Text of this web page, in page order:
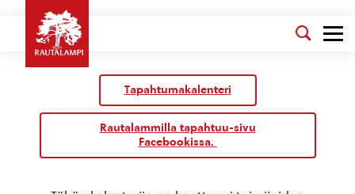
Tapahtumakalenteri
Rautalammilla tapahtuu-sivu
Facebookissa.